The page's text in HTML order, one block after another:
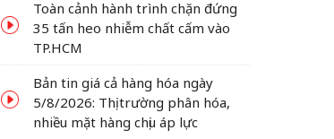
Toàn cảnh hành trình chặn đứng
35 tấn heo nhiễm chất cấm vào
TP.HCM
Bản tin giá cả hàng hóa ngày
5/8/2026: Thị trường phân hóa,
nhiều mặt hàng chịu áp lực